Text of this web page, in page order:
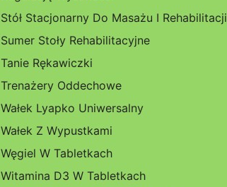
Stół Stacjonarny Do Masażu I Rehabilitacji
Sumer Stoły Rehabilitacyjne
Tanie Rękawiczki
Trenażery Oddechowe
Wałek Lyapko Uniwersalny
Wałek Z Wypustkami
Węgiel W Tabletkach
Witamina D3 W Tabletkach